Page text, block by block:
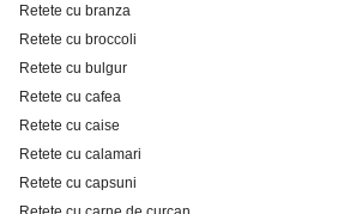
Retete cu branza
Retete cu broccoli
Retete cu bulgur
Retete cu cafea
Retete cu caise
Retete cu calamari
Retete cu capsuni